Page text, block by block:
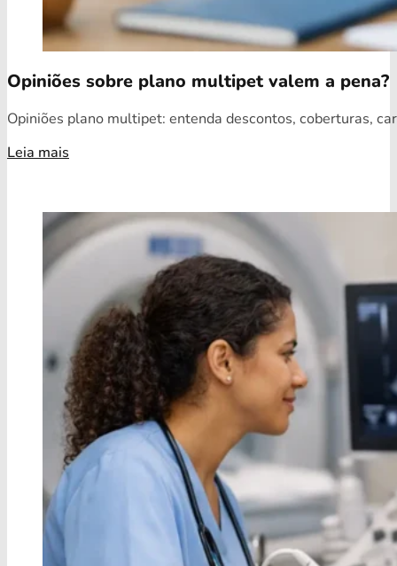
Opiniões sobre plano multipet valem a pena?
Opiniões plano multipet: entenda descontos, coberturas,
Leia mais